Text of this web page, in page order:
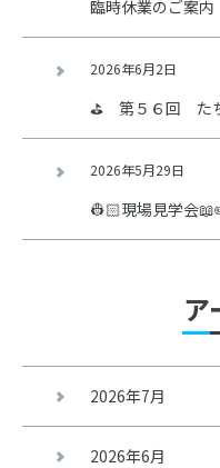
臨時休業のご案内
2026年6月2日
⛳ 第５６回 た
2026年5月29日
👷🏻現場見学会
ア
2026年7月
2026年6月